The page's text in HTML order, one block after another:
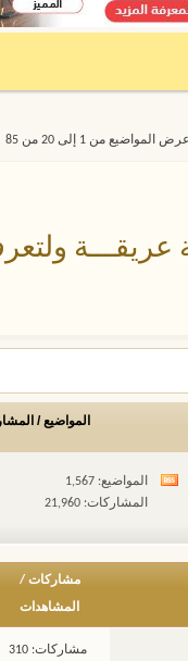
المواضيع من 1 إلى 20 من 85
المواضيع /
مشاهدة
هذا
المواضيع: 1,567
المشاركات: 21,960
مشاركات /
المشاهدات
مشاركات: 310